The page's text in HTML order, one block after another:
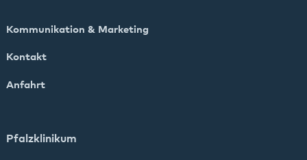
Kommunikation & Marketing
Kontakt
Anfahrt
Pfalzklinikum